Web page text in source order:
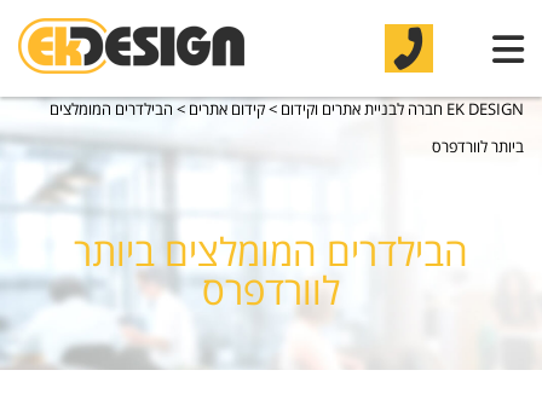
EK DESIGN חברה לבניית אתרים וקידום >קידום אתרים > הבילדרים המומלצים
ביותר לוורדפרס
הבילדרים המומלצים ביותר
לוורדפרס